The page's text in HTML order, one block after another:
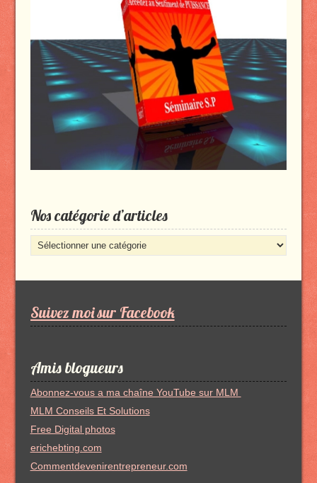
Nos catégorie d’articles
Nos
catégorie
Suivez moi sur Facebook
Amis blogueurs
Abonnez-vous a ma chaîne YouTube sur MLM
MLM Conseils Et Solutions
Free Digital photos
erichebting.com
Commentdevenirentrepreneur.com